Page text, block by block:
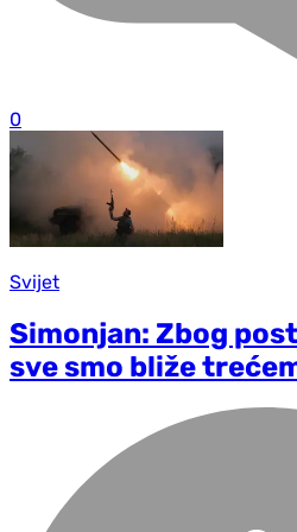
0
Svijet
Simonjan: Zbog
sve smo bliže